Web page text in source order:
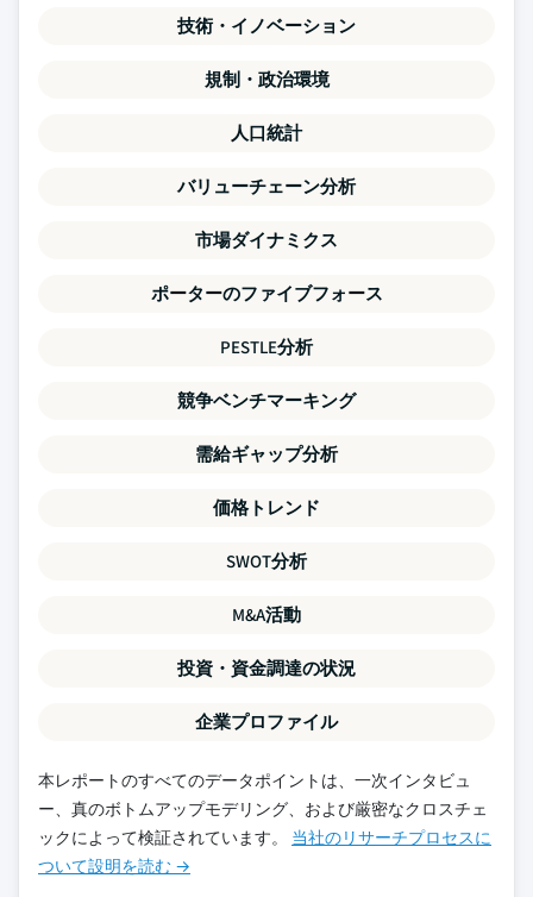
技術・イノベーション
規制・政治環境
人口統計
バリューチェーン分析
市場ダイナミクス
ポーターのファイブフォース
PESTLE分析
競争ベンチマーキング
需給ギャップ分析
価格トレンド
SWOT分析
M&A活動
投資・資金調達の状況
企業プロファイル
本レポートのすべてのデータポイントは、一次インタビュ
ー、真のボトムアップモデリング、および厳密なクロスチェ
ックによって検証されています。 当社のリサーチプロセスに
ついて設明を読む →